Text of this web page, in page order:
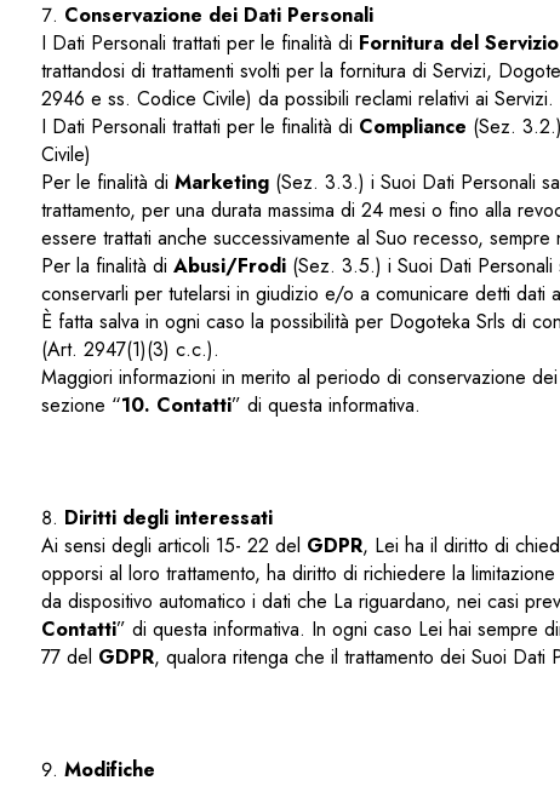
Conservazione dei Dati Personali
I Dati Personali trattati per le finalità di Fornitura del Servizio
trattandosi di trattamenti svolti per la fornitura di Servizi,
2946 e ss. Codice Civile) da possibili reclami relativi ai Servizi.
I Dati Personali trattati per le finalità di Compliance (Sez.
Civile)
Per le finalità di Marketing(Sez. 3.3.) i Suoi Dati Personali
trattamento, per una durata massima di 24 mesi o fino alla
essere trattati anche successivamente al Suo recesso,
Per la finalità di Abusi/Frodi(Sez. 3.5.) i Suoi Dati Personali
conservarli per tutelarsi in giudizio e/o a comunicare detti dati
È fatta salva in ogni caso la possibilità per Dogoteka Srls di
(Art. 2947(1)(3) c.c.).
Maggiori informazioni in merito al periodo di conservazione
sezione “10. Contatti” di questa informativa.
Diritti degli interessati
Ai sensi degli articoli 15- 22 del GDPR, Lei ha il diritto di
opporsi al loro trattamento, ha diritto di richiedere la
da dispositivo automatico i dati che La riguardano, nei casi
Contatti” di questa informativa. In ogni caso Lei hai sempre
77 del GDPR, qualora ritenga che il trattamento dei Suoi Dati
Modifiche